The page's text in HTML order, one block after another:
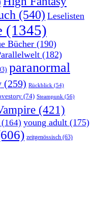
(540) Leselisten
(1345)
Bücher (190)
(182)
paranormal
(259) Rückblick (54)
(74) Steampunk (56)
(421)
(164) young adult (175)
zeitgenössisch (63)